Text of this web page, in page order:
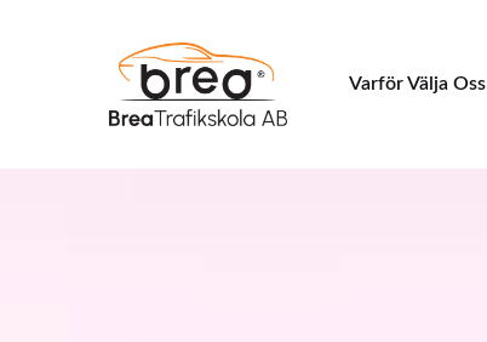
Varför Välja Oss